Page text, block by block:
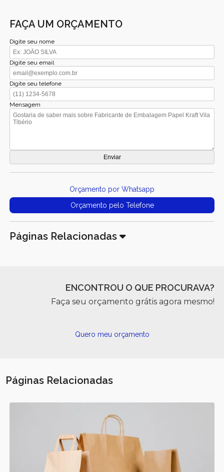
FAÇA UM ORÇAMENTO
Digite seu nome
Digite seu email
Digite seu telefone
Mensagem
Orçamento por Whatsapp
Orçamento pelo Telefone
Páginas Relacionadas
ENCONTROU O QUE PROCURAVA?
Faça seu orçamento grátis agora mesmo!
Quero meu orçamento
Páginas Relacionadas